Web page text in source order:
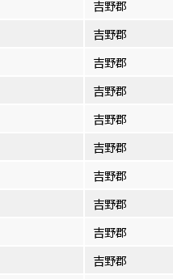
吉野郡
吉野郡
吉野郡
吉野郡
吉野郡
吉野郡
吉野郡
吉野郡
吉野郡
吉野郡